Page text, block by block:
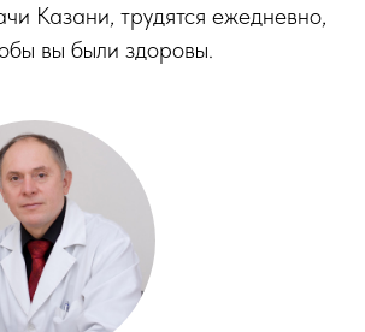
Казани, трудятся ежедневно,
вы были здоровы.